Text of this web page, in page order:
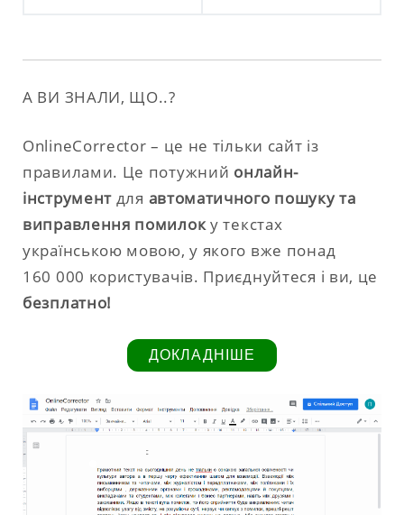
А ВИ ЗНАЛИ, ЩО..?
OnlineCorrector – це не тільки сайт із
правилами. Це потужний онлайн-
інструмент для автоматичного пошуку та
виправлення помилоку текстах
українською мовою, у якого вже понад
160 000 користувачів. Приєднуйтеся і ви, це
безплатно!
ДОКЛАДНІШЕ